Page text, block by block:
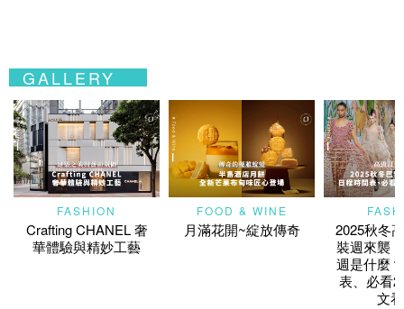
GALLERY
FASHION
Crafting CHANEL 奢
華體驗與精妙工藝
FOOD & WINE
月滿花開~綻放傳奇
2025秋冬
裝週來襲
週是什麼
表、必看
文